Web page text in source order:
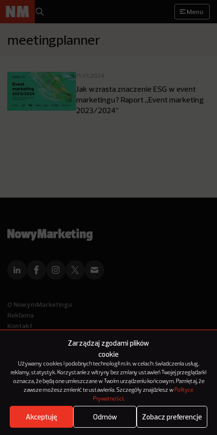
Zarządzaj zgodami plików
cookie
Używamy cookies i podobnych technologii m.in. w celach: świadczenia usług,
reklamy, statystyk. Korzystanie z witryny bez zmiany ustawień Twojej przeglądarki
oznacza, że będą one umieszczane w Twoim urządzeniu końcowym. Pamiętaj, że
zawsze możesz zmienić te ustawienia. Szczegóły znajdziesz w Polityce
Prywatności.
Akceptuję Odmów Zobacz preferencje
Menu
meetingplanner
11.01.2024
Jak wzrasta znaczenie ESG w event
marketingu? Raport „Event marketing
2023/2024″
Where's the beef?
O NowymMarketingu
Reklama
Kontakt
© 2012-2025
NowyMarketing jest marką 143Media Sp. z o.o.